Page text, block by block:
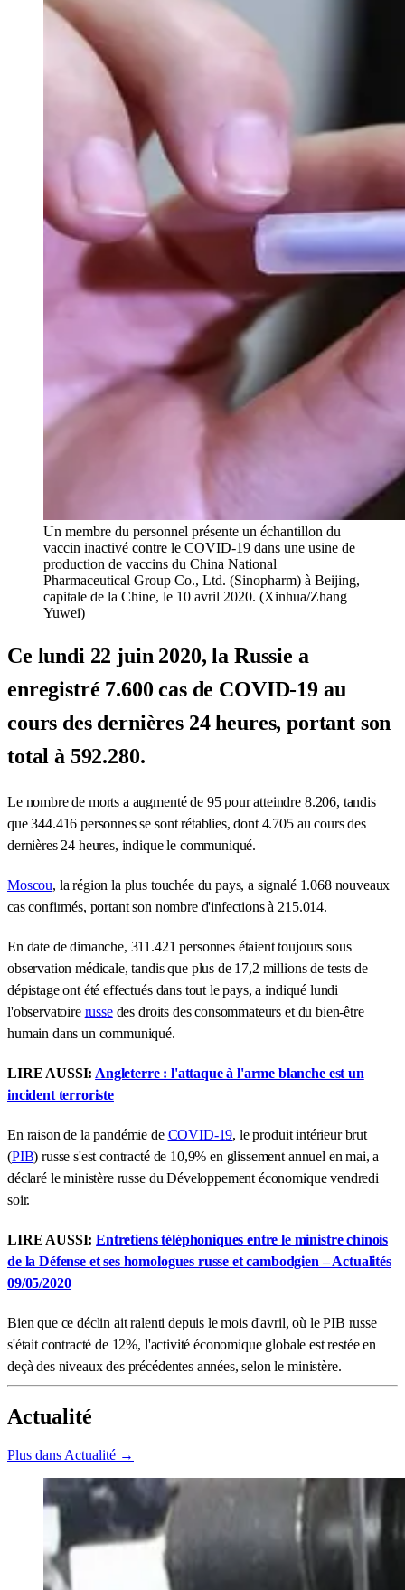
Un membre du personnel présente un échantillon du
vaccin inactivé contre le COVID-19 dans une usine de
production de vaccins du China National
Pharmaceutical Group Co., Ltd. (Sinopharm) à Beijing,
capitale de la Chine, le 10 avril 2020. (Xinhua/Zhang
Yuwei)
Ce lundi 22 juin 2020, la Russie a
enregistré 7.600 cas de COVID-19 au
cours des dernières 24 heures, portant son
total à 592.280.
Le nombre de morts a augmenté de 95 pour atteindre 8.206, tandis
que 344.416 personnes se sont rétablies, dont 4.705 au cours des
dernières 24 heures, indique le communiqué.
Moscou, la région la plus touchée du pays, a signalé 1.068 nouveaux
cas confirmés, portant son nombre d'infections à 215.014.
En date de dimanche, 311.421 personnes étaient toujours sous
observation médicale, tandis que plus de 17,2 millions de tests de
dépistage ont été effectués dans tout le pays, a indiqué lundi
l'observatoire russedes droits des consommateurs et du bien-être
humain dans un communiqué.
LIRE AUSSI: Angleterre : l'attaque à l'arme blanche est un
incident terroriste
En raison de la pandémie de COVID-19, le produit intérieur brut
(PIB) russe s'est contracté de 10,9% en glissement annuel en mai, a
déclaré le ministère russe du Développement économique vendredi
soir.
LIRE AUSSI:Entretiens téléphoniques entre le ministre chinois
de la Défense et ses homologues russe et cambodgien – Actualités
09/05/2020
Bien que ce déclin ait ralenti depuis le mois d'avril, où le PIB russe
s'était contracté de 12%, l'activité économique globale est restée en
deçà des niveaux des précédentes années, selon le ministère.
Actualité
Plus dans Actualité →